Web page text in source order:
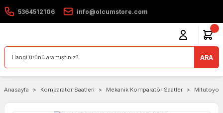
5364512106 info@olcumstore.com
ARA
Anasayfa Komparatör Saatleri Mekanik Komparatör Saatler Mitutoyo